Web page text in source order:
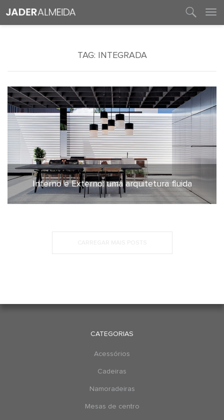
TAG: INTEGRADA
4 de fevereiro de 2021
Interno e Externo: uma arquitetura fluida
CATEGORIAS
Acessórios
Cadeiras
Namoradeiras
Mesas de centro